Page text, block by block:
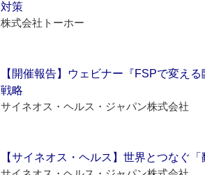
対策
株式会社トーホー
【開催報告】ウェビナー『FSPで変え
戦略
サイネオス・ヘルス・ジャパン株式会社
【サイネオス・ヘルス】世界とつなぐ